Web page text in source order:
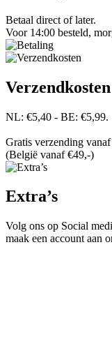
Betaal direct of later.
Voor 14:00 besteld,
Verzendkosten
NL: €5,40 - BE: €5,99.
Gratis verzending
(België vanaf €49,-)
Extra’s
Volg ons op Social
maak een account aan